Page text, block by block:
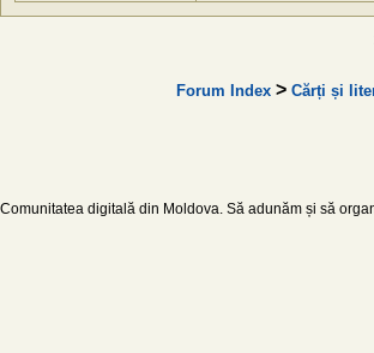
Forum Index > Cărți și
Comunitatea digitală din Moldova. Să adunăm și să